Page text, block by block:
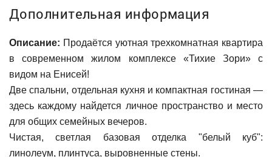
Дополнительная информация
Описание: Продаётся уютная трехкомнатная квартира
в современном жилом комплексе «Тихие Зори» с
видом на Енисей!
Две спальни, отдельная кухня и компактная гостиная —
здесь каждому найдется личное пространство и место
для общих семейных вечеров.
Чистая, светлая базовая отделка "белый куб":
линолеум, плинтуса, выровненные стены.